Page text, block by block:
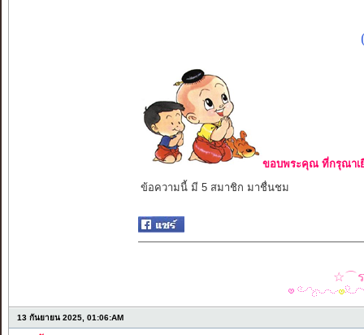
ขอบพระคุณ ที่กรุณาเ
ข้อความนี้ มี 5 สมาชิก มาชื่นชม
☆⌒ร
13 กันยายน 2025, 01:06:AM